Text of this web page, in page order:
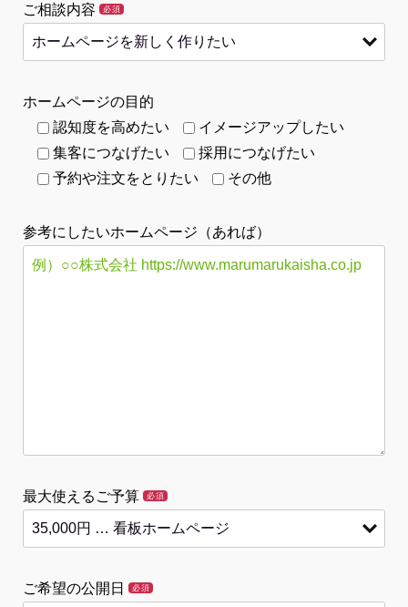
ご相談内容 必須
ホームページの目的
認知度を高めたい
イメージアップしたい
集客につなげたい
採用につなげたい
予約や注文をとりたい
その他
参考にしたいホームページ（あれば）
最大使えるご予算 必須
ご希望の公開日 必須